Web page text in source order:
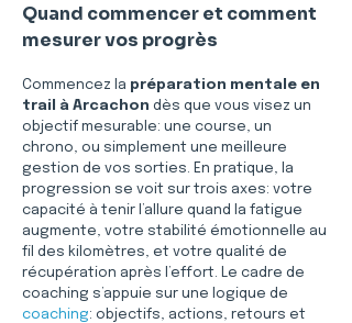
Quand commencer et comment
mesurer vos progrès
Commencez la préparation mentale en
trail à Arcachon dès que vous visez un
objectif mesurable: une course, un
chrono, ou simplement une meilleure
gestion de vos sorties. En pratique, la
progression se voit sur trois axes: votre
capacité à tenir l’allure quand la fatigue
augmente, votre stabilité émotionnelle au
fil des kilomètres, et votre qualité de
récupération après l’effort. Le cadre de
coaching s’appuie sur une logique de
coaching: objectifs, actions, retours et